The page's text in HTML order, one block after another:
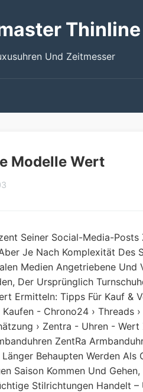
Und Zeitmesser
Modelle Wert
Seiner Social-Media-
Je Nach Komplexität Des
Medien Angetriebene
Der Ursprünglich
Ermitteln: Tipps Für Kauf &
Kaufen - Chrono24 ›
› Zentra - Uhren -
ZentRa
Behaupten Werden
Saison Kommen Und
Stilrichtungen Handelt